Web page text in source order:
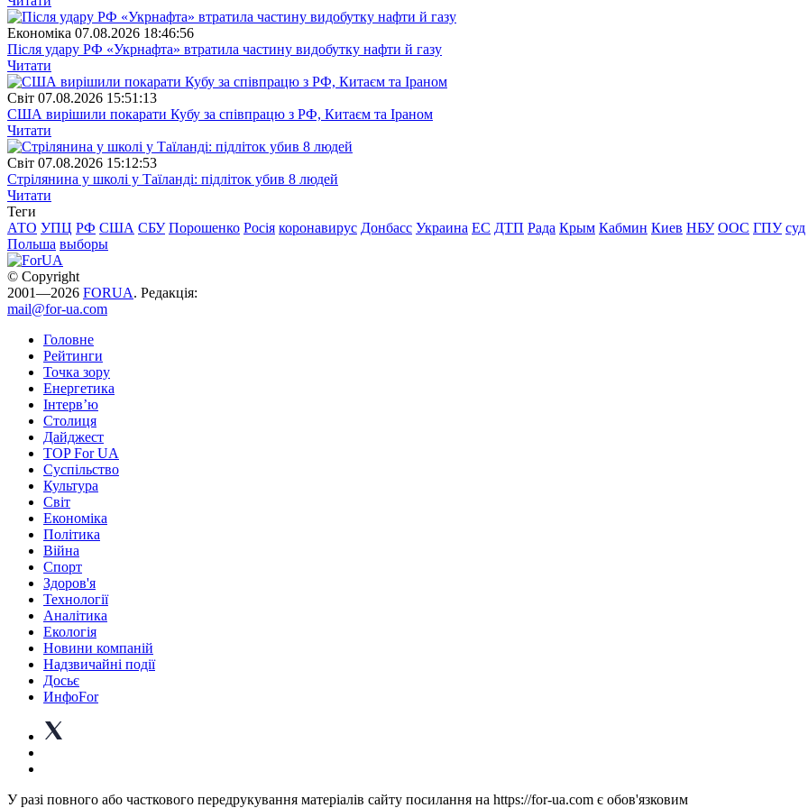
Економіка 07.08.2026 18:46:56
Після удару РФ «Укрнафта» втратила частину видобутку нафти й газу
Читати
Свiт 07.08.2026 15:51:13
США вирішили покарати Кубу за співпрацю з РФ, Китаєм та Іраном
Читати
Свiт 07.08.2026 15:12:53
Стрілянина у школі у Таїланді: підліток убив 8 людей
Читати
Теги
АТО УПЦ РФ США СБУ Порошенко Росія коронавирус Донбасс Украина ЕС ДТП Рада Крым Кабмин Киев НБУ ООС ГПУ суд
Польша выборы
© Copyright
2001—2026 FORUA. Редакція:
mail@for-ua.com
Головне
Рейтинги
Точка зору
Енергетика
Інтерв’ю
Столиця
Дайджест
TOP For UA
Суспiльство
Культура
Світ
Економіка
Політика
Війна
Спорт
Здоров'я
Технології
Аналітика
Екологія
Новини компаній
Надзвичайні події
Досьє
ИнфоFor
У разі повного або часткового передрукування матеріалів сайту посилання на https://for-ua.com є обов'язковим